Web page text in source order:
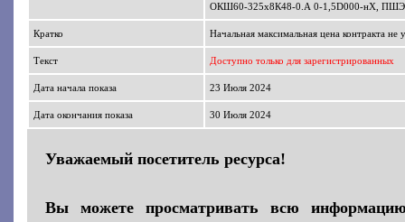
ОКШ60-325х8К48-0.А 0-1,5D000-нХ,
Кратко Начальная максимальная цена контракта не
Текст Доступно только для зарегистрированных
Дата начала показа 23 Июля 2024
Дата окончания показа 30 Июля 2024
Уважаемый посетитель ресурса!
Вы можете просматривать всю